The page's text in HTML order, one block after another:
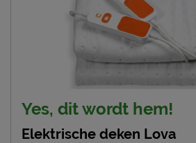
Leveranciersinformatie
Emailadres
Yes, dit wordt hem!
Elektrische deken Lova